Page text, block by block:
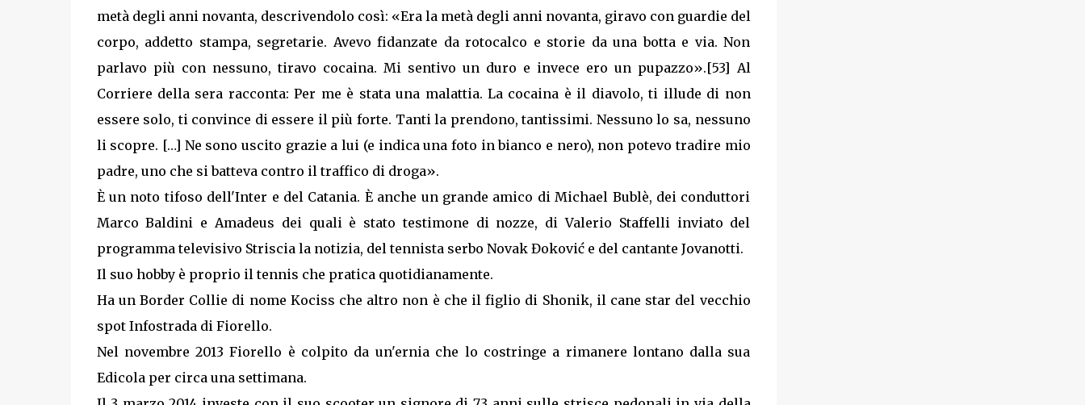
metà degli anni novanta, descrivendolo così: «Era la metà degli anni novanta, giravo con guardie del
corpo, addetto stampa, segretarie. Avevo fidanzate da rotocalco e storie da una botta e via. Non
parlavo più con nessuno, tiravo cocaina. Mi sentivo un duro e invece ero un pupazzo».[53] Al
Corriere della sera racconta: Per me è stata una malattia. La cocaina è il diavolo, ti illude di non
essere solo, ti convince di essere il più forte. Tanti la prendono, tantissimi. Nessuno lo sa, nessuno
li scopre. […] Ne sono uscito grazie a lui (e indica una foto in bianco e nero), non potevo tradire mio
padre, uno che si batteva contro il traffico di droga».
È un noto tifoso dell'Inter e del Catania. È anche un grande amico di Michael Bublè, dei conduttori
Marco Baldini e Amadeus dei quali è stato testimone di nozze, di Valerio Staffelli inviato del
programma televisivo Striscia la notizia, del tennista serbo Novak Đoković e del cantante Jovanotti.
Il suo hobby è proprio il tennis che pratica quotidianamente.
Ha un Border Collie di nome Kociss che altro non è che il figlio di Shonik, il cane star del vecchio
spot Infostrada di Fiorello.
Nel novembre 2013 Fiorello è colpito da un'ernia che lo costringe a rimanere lontano dalla sua
Edicola per circa una settimana.